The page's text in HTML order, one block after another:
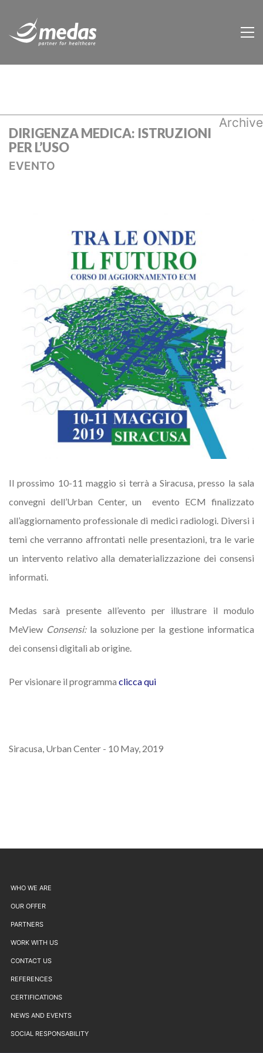
Archive
DIRIGENZA MEDICA: ISTRUZIONI
PER L’USO
EVENTO
Il prossimo 10-11 maggio si terrà a Siracusa, presso la sala
convegni dell’Urban Center, un evento ECM finalizzato
all’aggiornamento professionale di medici radiologi. Diversi i
temi che verranno affrontati nelle presentazioni, tra le varie
un intervento relativo alla dematerializzazione dei consensi
informati.
Medas sarà presente all’evento per illustrare il modulo
MeView Consensi: la soluzione per la gestione informatica
dei consensi digitali ab origine.
Per visionare il programma clicca qui
Siracusa, Urban Center - 10 May, 2019
WHO WE ARE
OUR OFFER
PARTNERS
WORK WITH US
CONTACT US
REFERENCES
CERTIFICATIONS
NEWS AND EVENTS
SOCIAL RESPONSABILITY